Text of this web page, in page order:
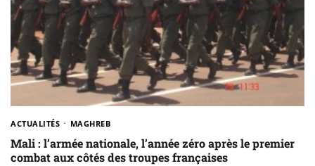
ACTUALITÉS MAGHREB
Mali : l’armée nationale, l’année zéro après le premier
combat aux côtés des troupes françaises